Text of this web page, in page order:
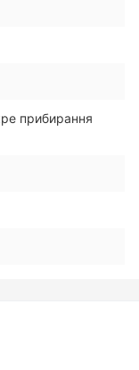
прибирання